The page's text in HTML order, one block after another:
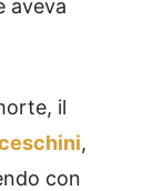
aveva
il
,
con